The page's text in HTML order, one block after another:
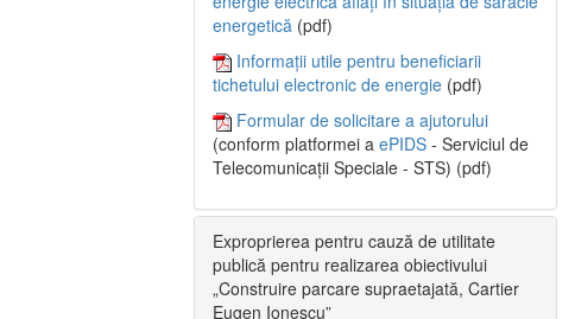
energetică (pdf)
Informații utile pentru beneficiarii
tichetului electronic de energie (pdf)
Formular de solicitare a ajutorului
(conform platformei a ePIDS - Serviciul de
Telecomunicații Speciale - STS) (pdf)
Exproprierea pentru cauză de utilitate
publică pentru realizarea obiectivului
„Construire parcare supraetajată, Cartier
Eugen Ionescu”